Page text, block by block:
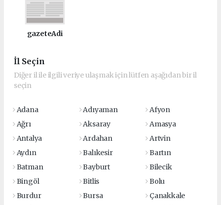
gazeteAdi
İl Seçin
Diğer il ile ilgili veriye ulaşmak için lütfen aşağıdan bir il
seçin
Adana Adıyaman
Afyon
Ağrı
Aksaray
Amasya
Antalya
Ardahan
Artvin
Aydın
Balıkesir
Bartın
Batman
Bayburt
Bilecik
Bingöl
Bitlis
Bolu
Burdur
Bursa
Çanakkale